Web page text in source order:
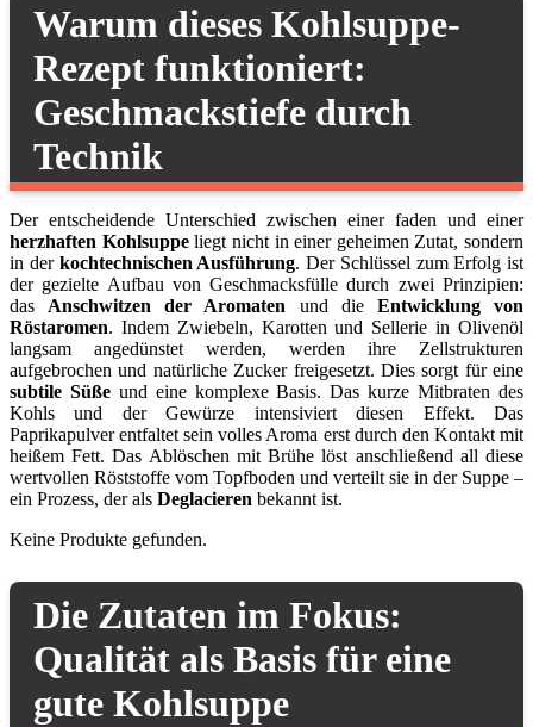
Warum dieses Kohlsuppe-
Rezept funktioniert:
Geschmackstiefe durch
Technik
Der entscheidende Unterschied zwischen einer faden und einer
herzhaften Kohlsuppeliegt nicht in einer geheimen Zutat, sondern
in der kochtechnischen Ausführung. Der Schlüssel zum Erfolg ist
der gezielte Aufbau von Geschmacksfülle durch zwei Prinzipien:
das Anschwitzen der Aromaten und die Entwicklung von
Röstaromen. Indem Zwiebeln, Karotten und Sellerie in Olivenöl
langsam angedünstet werden, werden ihre Zellstrukturen
aufgebrochen und natürliche Zucker freigesetzt. Dies sorgt für eine
subtile Süßeund eine komplexe Basis. Das kurze Mitbraten des
Kohls und der Gewürze intensiviert diesen Effekt. Das
Paprikapulver entfaltet sein volles Aroma erst durch den Kontakt mit
heißem Fett. Das Ablöschen mit Brühe löst anschließend all diese
wertvollen Röststoffe vom Topfboden und verteilt sie in der Suppe –
ein Prozess, der als Deglacieren bekannt ist.
Keine Produkte gefunden.
Die Zutaten im Fokus:
Qualität als Basis für eine
gute Kohlsuppe